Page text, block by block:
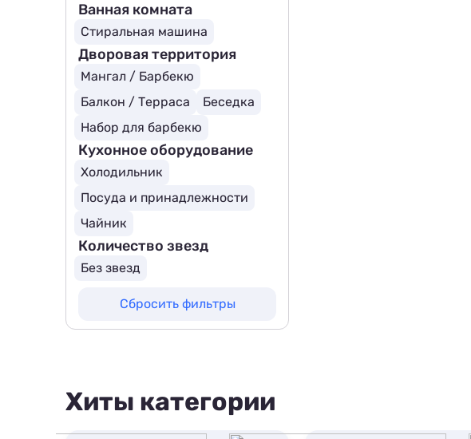
Ванная комната
Стиральная машина
Дворовая территория
Мангал / Барбекю
Балкон / Терраса
Беседка
Набор для барбекю
Кухонное оборудование
Холодильник
Посуда и принадлежности
Чайник
Количество звезд
Без звезд
Сбросить фильтры
Хиты категории